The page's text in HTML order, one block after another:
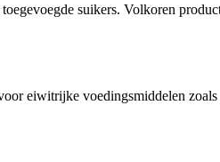
suikers. Volkoren
eiwitrijke voedingsmiddelen